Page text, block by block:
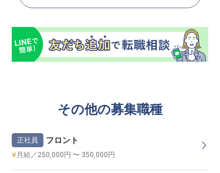
その他の募集職種
正社員 フロント
月給／250,000円 〜 350,000円